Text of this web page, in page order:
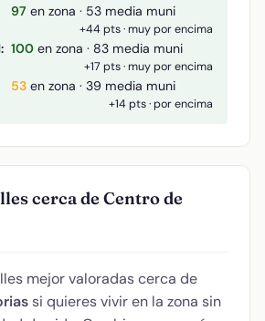
97 en zona · 53 media muni
+44 pts · muy por encima
100 en zona · 83 media muni
+17 pts · muy por encima
53 en zona · 39 media muni
+14 pts · por encima
cerca de Centro de
mejor valoradas cerca de
si quieres vivir en la zona sin